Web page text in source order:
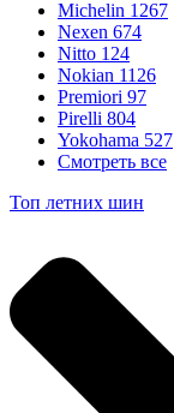
Michelin 1267
Nexen 674
Nitto 124
Nokian 1126
Premiori 97
Pirelli 804
Yokohama 527
Смотреть все
Топ летних шин